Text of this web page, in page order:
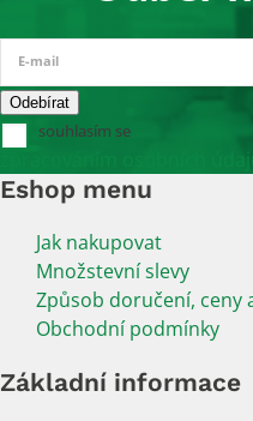
E-mail
souhlasím se
zpracováním osobních
Eshop menu
Jak nakupovat
Množstevní slevy
Způsob doručení, ceny
Obchodní podmínky
Základní informace